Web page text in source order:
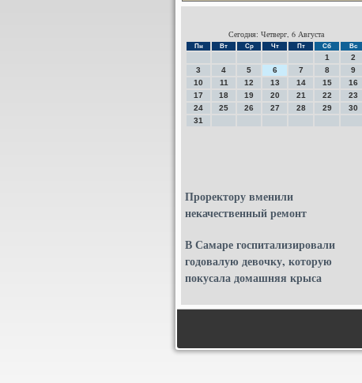
Сегодня: Четверг, 6 Августа
Пн Вт Ср Чт Пт Сб Вс
1
2
3
4 5 6 7 8
9
10
11 12 13 14 15
16
17
18 19 20 21 22
23
24
25 26 27 28 29
30
31
Проректору вменили
некачественный ремонт
В Самаре госпитализировали
годовалую девочку, которую
покусала домашняя крыса